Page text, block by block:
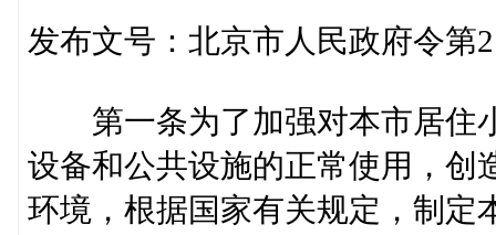
发布文号：北京市人民政府令第
第一条为了加强对本市居住
设备和公共设施的正常使用，创
环境，根据国家有关规定，